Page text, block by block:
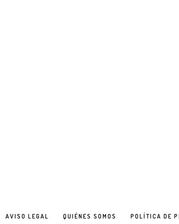
AVISO LEGAL QUIÉNES SOMOS POLÍTICA DE